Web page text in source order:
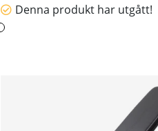
Denna produkt har utgått!